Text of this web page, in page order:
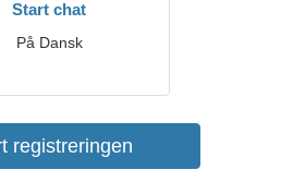
Start chat
På Dansk
registreringen